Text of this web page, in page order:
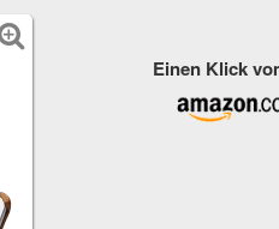
Einen Klick